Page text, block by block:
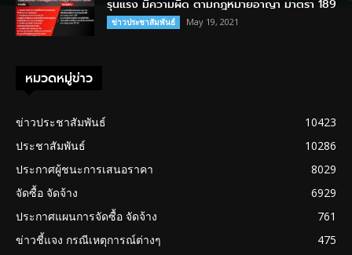
รุนแรง มีความผิด ตามกฎหมายอาญา มาตรา 189
ข่าวประชาสัมพันธ์ May 19, 2021
หมวดหมู่ข่าว
ข่าวประชาสัมพันธ์
10423
ประชาสัมพันธ์
10286
ประกาศผู้ชนะการเสนอราคา
8029
จัดซื้อ จัดจ้าง
6929
ประกาศแผนการจัดซื้อ จัดจ้าง
761
ข่าวชี้แจง กรณีเหตุการณ์ต่างๆ
475